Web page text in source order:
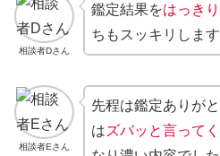
相談者Dさん
鑑定結果をはっき
ちもスッキリします
相談者Eさん
先程は鑑定ありが
はズバッと言って